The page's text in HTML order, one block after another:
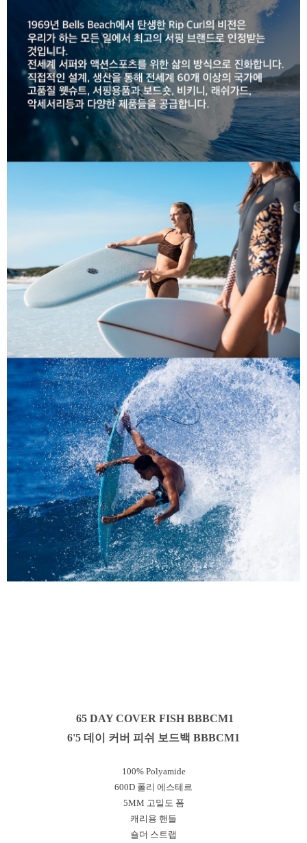
라이프 하세요!
65 DAY COVER FISH BBBCM1
6'5 데이 커버 피쉬 보드백 BBBCM1
100% Polyamide
600D 폴리 에스테르
5MM 고밀도 폼
캐리용 핸들
숄더 스트랩